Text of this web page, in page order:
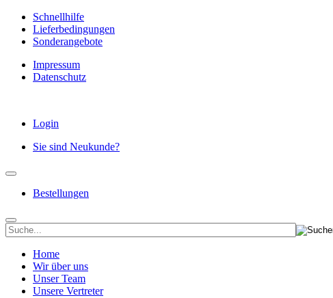
Schnellhilfe
Lieferbedingungen
Sonderangebote
Impressum
Datenschutz
Login
Sie sind Neukunde?
Bestellungen
Home
Wir über uns
Unser Team
Unsere Vertreter